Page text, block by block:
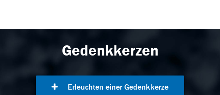
Gedenkkerzen
Erleuchten einer Gedenkkerze